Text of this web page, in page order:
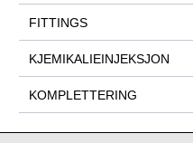
FITTINGS
KJEMIKALIEINJEKSJON
KOMPLETTERING